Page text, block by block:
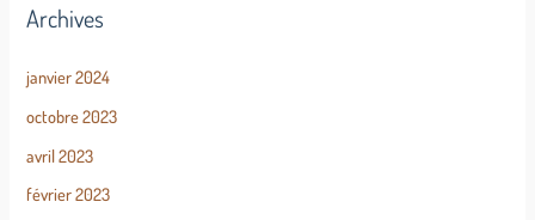
Archives
janvier 2024
octobre 2023
avril 2023
février 2023